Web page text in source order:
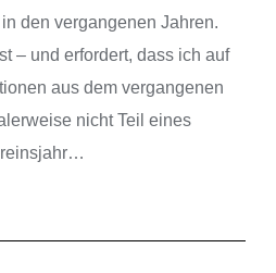
den vergangenen Jahren.
– und erfordert, dass ich auf
aus dem vergangenen
nicht Teil eines